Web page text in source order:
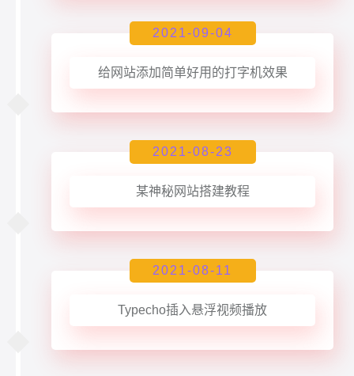
2021-09-04
给网站添加简单好用的打字机效果
2021-08-23
某神秘网站搭建教程
2021-08-11
Typecho插入悬浮视频播放